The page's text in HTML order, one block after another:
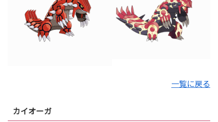
一覧に戻る
カイオーガ